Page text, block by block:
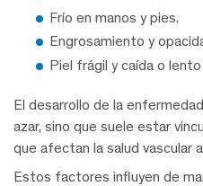
Frío en manos y pies.
Engrosamiento y
Piel frágil y caída o
El desarrollo de la
azar, sino que suele estar
que afectan la salud vascular
Estos factores influyen de